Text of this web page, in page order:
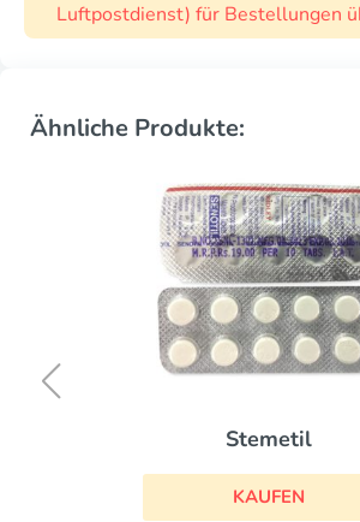
Luftpostdienst) für Bestellungen
Ähnliche Produkte:
Stemetil
KAUFEN